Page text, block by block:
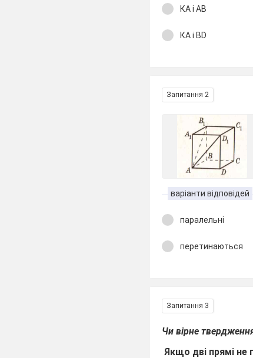
КА і АВ
КА і ВD
Запитання 2
варіанти відповідей
паралельні
перетинаються
Запитання 3
Чи вірне
Якщо дві прямі не